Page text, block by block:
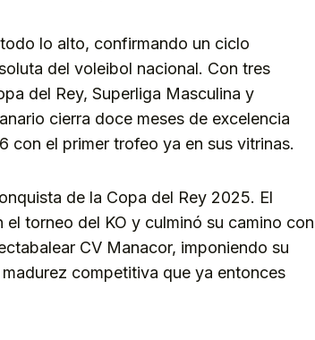
lo alto, confirmando un ciclo
del voleibol nacional. Con tres
del Rey, Superliga Masculina y
cierra doce meses de excelencia
el primer trofeo ya en sus vitrinas.
de la Copa del Rey 2025. El
torneo del KO y culminó su camino con
CV Manacor, imponiendo su
competitiva que ya entonces